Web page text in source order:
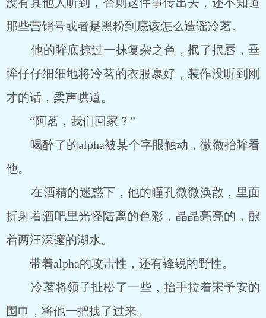
那些营销号或者是黑粉到底该怎么造谣冷茗。
他的眸底掠过一抹复杂之色，抿了抿唇，垂
眸仔仔细细地将冷茗的衣服裹好，装作没听到刚
才的话，柔声哄道。
“阿茗，我们回家？”
喝醉了的alpha被某个字眼触动，微微抬眸看
他。
在酒精的迷惑下，他的瞳孔微微涣散，里面
折射着酒吧里光怪陆离的色彩，晶晶亮亮的，酿
着两汪深邃的湖水。
带着alpha的攻击性，还有锋锐的野性。
冷茗将领子扯松了一些，抬手拉着宋予安的
围巾，将他一把拽了过来。